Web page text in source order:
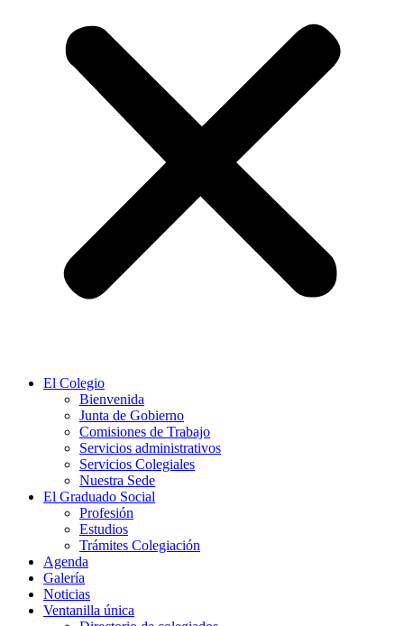
El Colegio
Bienvenida
Junta de Gobierno
Comisiones de Trabajo
Servicios administrativos
Servicios Colegiales
Nuestra Sede
El Graduado Social
Profesión
Estudios
Trámites Colegiación
Agenda
Galería
Noticias
Ventanilla única